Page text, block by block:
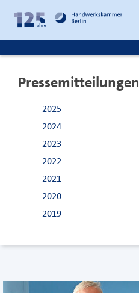
Inhalt
springen
Fußzeile
springen
Pressemitteilungen
2025
2024
2023
2022
2021
2020
2019